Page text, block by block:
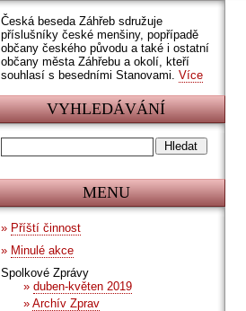
Česká beseda Záhřeb sdružuje
příslušníky české menšiny, popřípadě
občany českého původu a také i ostatní
občany města Záhřebu a okolí, kteří
souhlasí s besedními Stanovami. Více
VYHLEDÁVÁNÍ
MENU
» Příští činnost
» Minulé akce
Spolkové Zprávy
» duben-květen 2019
» Archív Zprav